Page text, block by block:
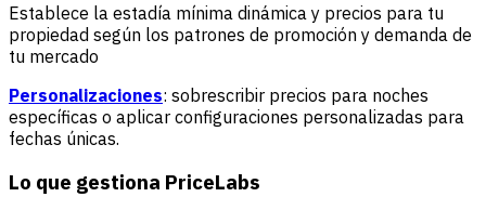
Establece la estadía mínima dinámica y precios para tu
propiedad según los patrones de promoción y demanda de
tu mercado
Personalizaciones: sobrescribir precios para noches
específicas o aplicar configuraciones personalizadas para
fechas únicas.
Lo que gestiona PriceLabs